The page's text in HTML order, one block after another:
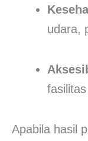
udara,
Apabila hasil